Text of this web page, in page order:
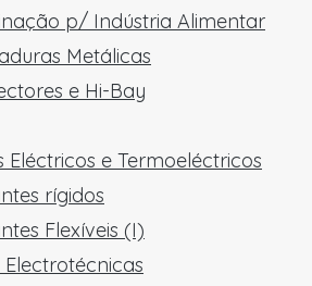
p/ Indústria Alimentar
Metálicas
e Hi-Bay
Eléctricos e Termoeléctricos
rígidos
Flexíveis (I)
Electrotécnicas